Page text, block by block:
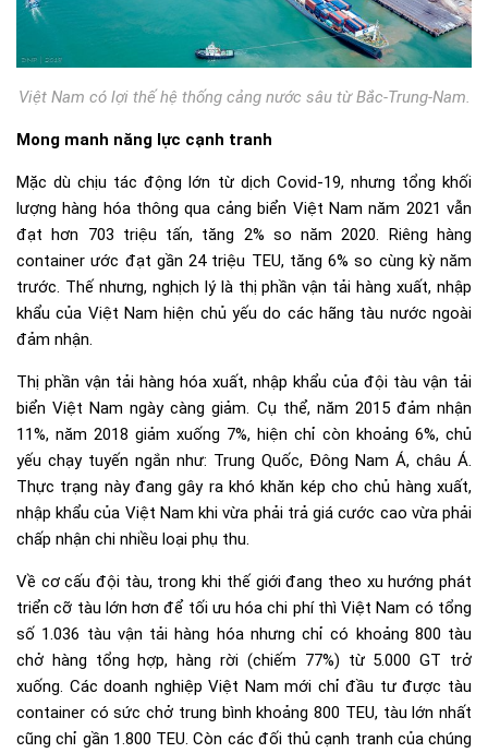
Việt Nam có lợi thế hệ thống cảng nước sâu từ Bắc-Trung-Nam.
Mong manh năng lực cạnh tranh
Mặc dù chịu tác động lớn từ dịch Covid-19, nhưng tổng khối
lượng hàng hóa thông qua cảng biển Việt Nam năm 2021 vẫn
đạt hơn 703 triệu tấn, tăng 2% so năm 2020. Riêng hàng
container ước đạt gần 24 triệu TEU, tăng 6% so cùng kỳ năm
trước. Thế nhưng, nghịch lý là thị phần vận tải hàng xuất, nhập
khẩu của Việt Nam hiện chủ yếu do các hãng tàu nước ngoài
đảm nhận.
Thị phần vận tải hàng hóa xuất, nhập khẩu của đội tàu vận tải
biển Việt Nam ngày càng giảm. Cụ thể, năm 2015 đảm nhận
11%, năm 2018 giảm xuống 7%, hiện chỉ còn khoảng 6%, chủ
yếu chạy tuyến ngắn như: Trung Quốc, Đông Nam Á, châu Á.
Thực trạng này đang gây ra khó khăn kép cho chủ hàng xuất,
nhập khẩu của Việt Nam khi vừa phải trả giá cước cao vừa phải
chấp nhận chi nhiều loại phụ thu.
Về cơ cấu đội tàu, trong khi thế giới đang theo xu hướng phát
triển cỡ tàu lớn hơn để tối ưu hóa chi phí thì Việt Nam có tổng
số 1.036 tàu vận tải hàng hóa nhưng chỉ có khoảng 800 tàu
chở hàng tổng hợp, hàng rời (chiếm 77%) từ 5.000 GT trở
xuống. Các doanh nghiệp Việt Nam mới chỉ đầu tư được tàu
container có sức chở trung bình khoảng 800 TEU, tàu lớn nhất
cũng chỉ gần 1.800 TEU. Còn các đối thủ cạnh tranh của chúng